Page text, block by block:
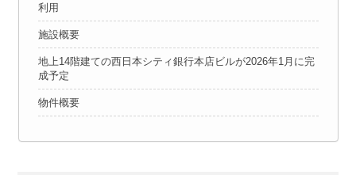
利用
施設概要
地上14階建ての西日本シティ銀行本店ビルが2026年1月に完
成予定
物件概要